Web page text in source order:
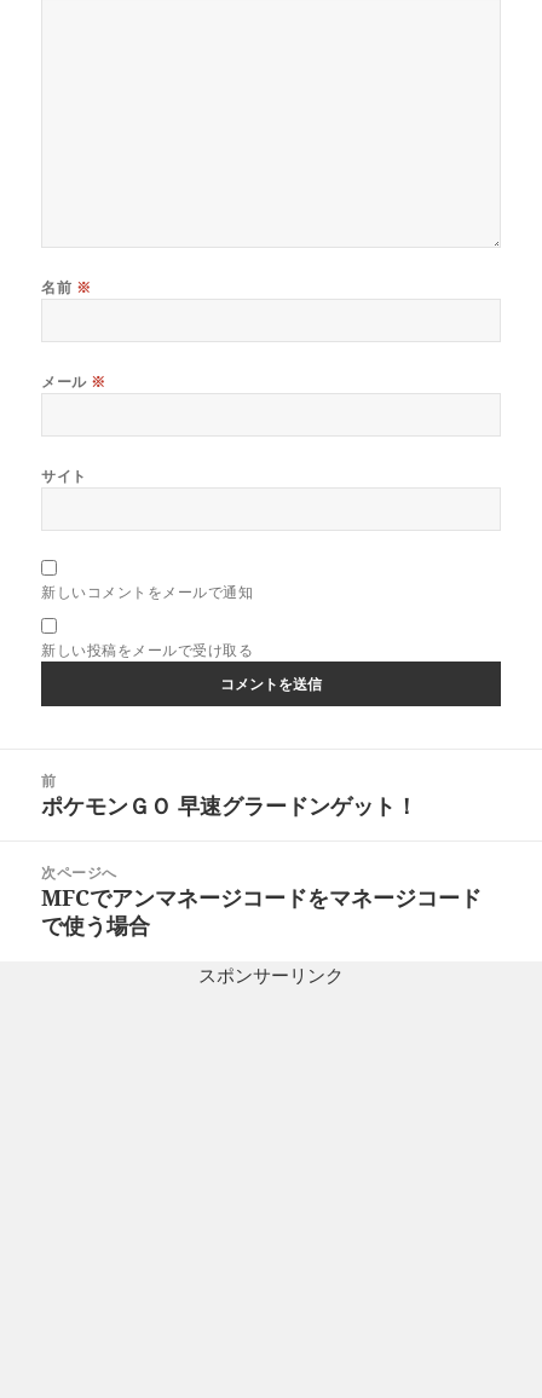
名前 ※
メール ※
サイト
新しいコメントをメールで通知
新しい投稿をメールで受け取る
前
前
投
稿:
ポケモンＧＯ 早速グラードンゲット！
次ページへ
次
の
MFCでアンマネージコードをマネージコード
で使う場合
スポンサーリンク